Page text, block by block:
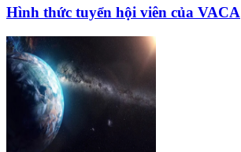
Hình thức tuyển hội viên của VACA